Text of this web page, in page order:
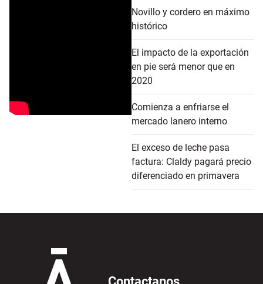
Novillo y cordero en máximo
histórico
El impacto de la exportación
en pie será menor que en
2020
Comienza a enfriarse el
mercado lanero interno
El exceso de leche pasa
factura: Claldy pagará precio
diferenciado en primavera
Contactanos